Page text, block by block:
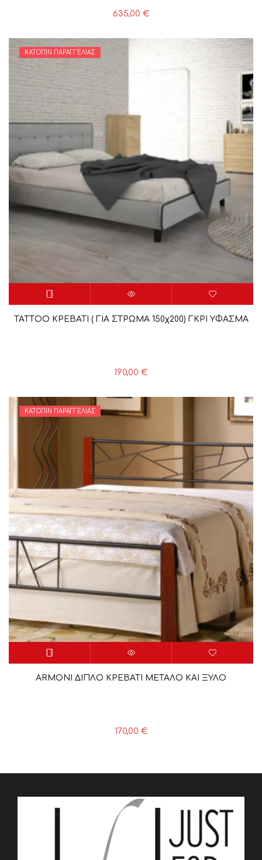
635,00 €
ΚΑΤΌΠΙΝ ΠΑΡΑΓΓΕΛΊΑΣ
TATTΟΟ ΚΡΕΒΑΤΙ ( ΓΙΑ ΣΤΡΩΜΑ 150χ200) ΓΚΡΙ ΥΦΑΣΜΑ
190,00 €
ΚΑΤΌΠΙΝ ΠΑΡΑΓΓΕΛΊΑΣ
ARMONI ΔΙΠΛΟ ΚΡΕΒΑΤΙ ΜΕΤΑΛΟ ΚΑΙ ΞΥΛΟ
170,00 €